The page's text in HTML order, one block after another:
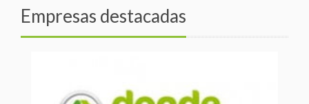
Empresas destacadas